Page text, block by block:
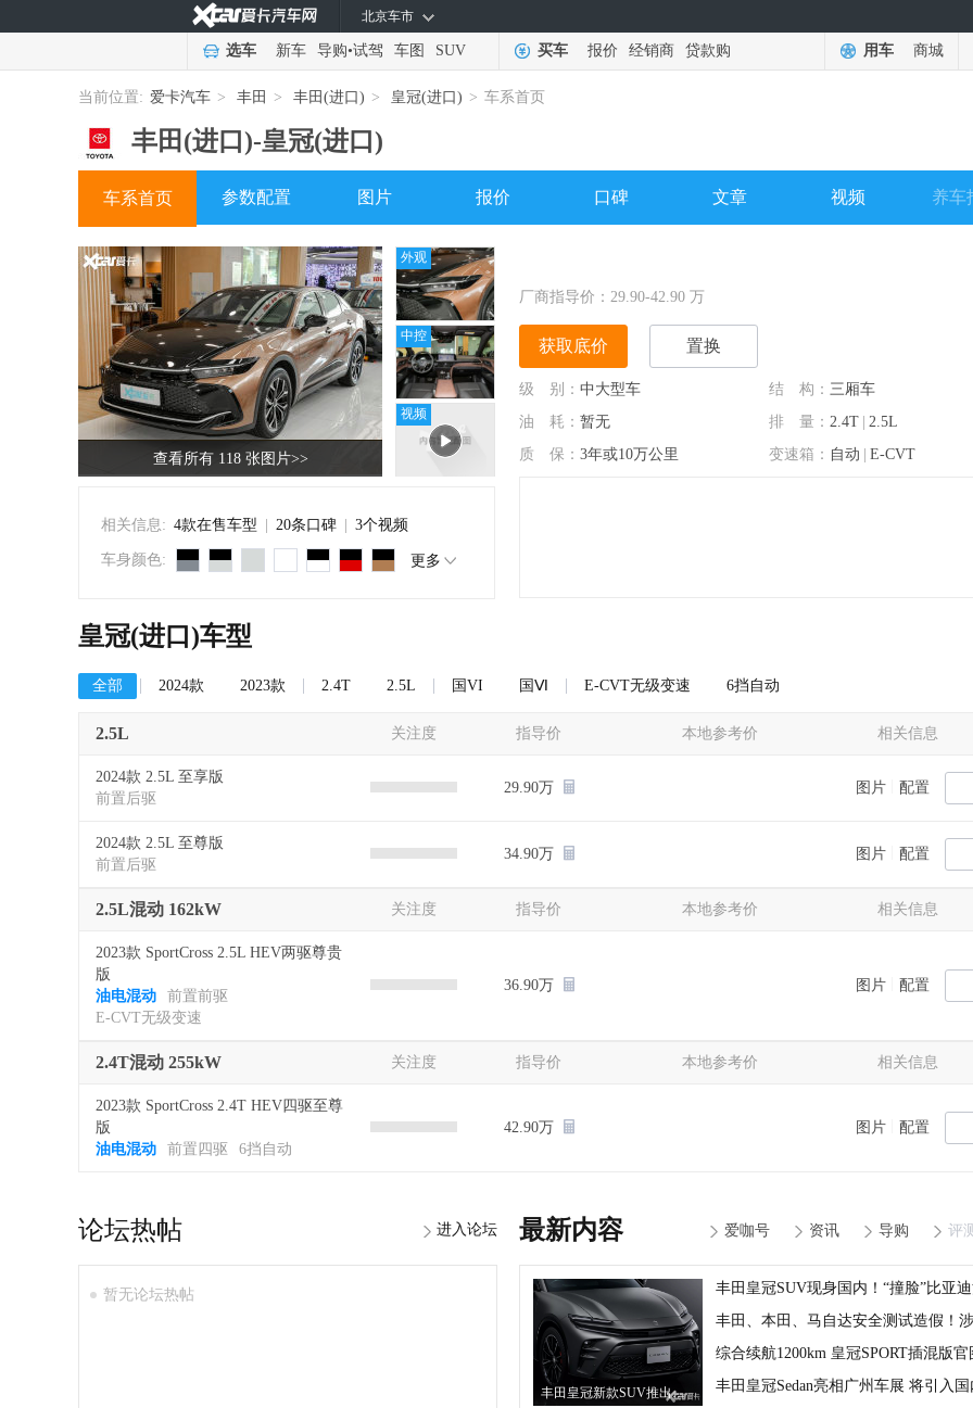
北京车市
选车 新车 导购•试驾 车图 SUV 买车 报价 经销商 贷款购 用车 商城
当前位置: 爱卡汽车 > 丰田 > 丰田(进口) > 皇冠(进口) > 车系首页
丰田(进口)-皇冠(进口)
车系首页 参数配置 图片 报价 口碑 文章 视频 养车
查看所有 118 张图片>>
外观
中控
视频
相关信息: 4款在售车型 20条口碑 3个视频
车身颜色: 更多
厂商指导价： 29.90-42.90 万
获取底价 置换
级 别： 中大型车 结 构： 三厢车
油 耗： 暂无 排 量： 2.4T 2.5L
质 保： 3年或10万公里 变速箱： 自动 E-CVT
皇冠(进口)车型
全部 2024款 2023款 2.4T 2.5L 国VI 国Ⅵ E-CVT无级变速 6挡自动
2.5L 关注度 指导价 本地参考价 相关信息
2024款 2.5L 至享版
前置后驱
29.90万 图片 配置
2024款 2.5L 至尊版
前置后驱
34.90万 图片 配置
2.5L混动 162kW 关注度 指导价 本地参考价 相关信息
2023款 SportCross 2.5L HEV两驱尊贵
版
油电混动
前置前驱
E-CVT无级变速
36.90万 图片 配置
2.4T混动 255kW 关注度 指导价 本地参考价 相关信息
2023款 SportCross 2.4T HEV四驱至尊
版
油电混动
前置四驱 6挡自动
42.90万 图片 配置
论坛热帖 进入论坛
暂无论坛热帖
最新内容 评
导购
资讯
爱咖号
丰田皇冠新款SUV推出！采用哑光涂装/配置升级
综合续航1200km 皇冠SPORT插混版官
丰田皇冠Sedan亮相广州车展 将引入国